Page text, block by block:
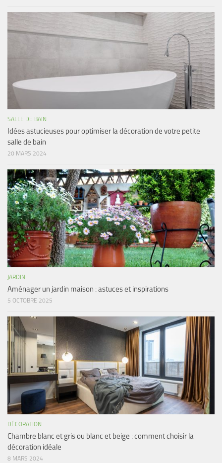
SALLE DE BAIN
Idées astucieuses pour optimiser la décoration de votre petite
salle de bain
20 MARS 2024
JARDIN
Aménager un jardin maison : astuces et inspirations
5 OCTOBRE 2025
DÉCORATION
Chambre blanc et gris ou blanc et beige : comment choisir la
décoration idéale
8 MARS 2024